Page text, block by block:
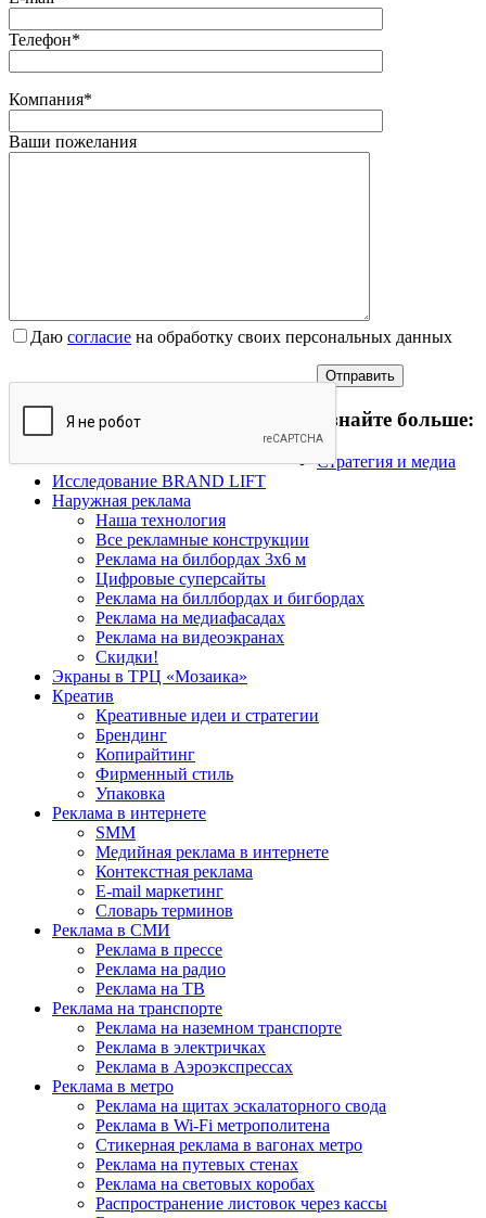
Телефон*
Компания*
Ваши пожелания
Даю согласие на обработку своих персональных данных
Узнайте больше:
Стратегия и медиа
Исследование BRAND LIFT
Наружная реклама
Наша технология
Все рекламные конструкции
Реклама на билбордах 3х6 м
Цифровые суперсайты
Реклама на биллбордах и бигбордах
Реклама на медиафасадах
Реклама на видеоэкранах
Скидки!
Экраны в ТРЦ «Мозаика»
Креатив
Креативные идеи и стратегии
Брендинг
Копирайтинг
Фирменный стиль
Упаковка
Реклама в интернете
SMM
Медийная реклама в интернете
Контекстная реклама
E-mail маркетинг
Словарь терминов
Реклама в СМИ
Реклама в прессе
Реклама на радио
Реклама на ТВ
Реклама на транспорте
Реклама на наземном транспорте
Реклама в электричках
Реклама в Аэроэкспрессах
Реклама в метро
Реклама на щитах эскалаторного свода
Реклама в Wi-Fi метрополитена
Стикерная реклама в вагонах метро
Реклама на путевых стенах
Реклама на световых коробах
Распространение листовок через кассы